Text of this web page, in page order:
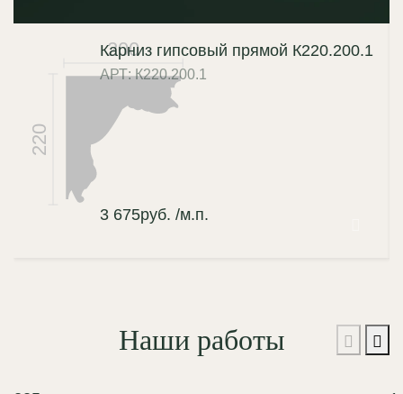
200
220
Карниз гипсовый прямой К220.200.1
АРТ: К220.200.1
3 675руб. /м.п.
Наши работы